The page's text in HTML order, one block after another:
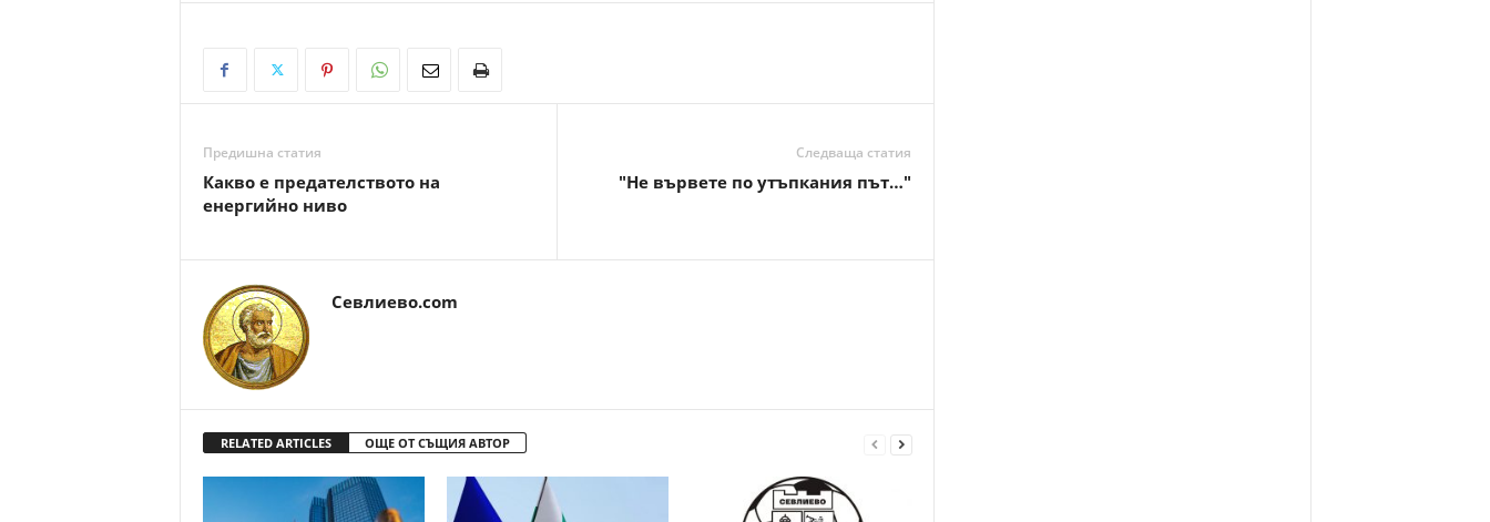
Предишна статия
Какво е предателството на
енергийно ниво
Следваща статия
"Не вървете по утъпкания път…"
Севлиево.com
RELATED ARTICLES ОЩЕ ОТ СЪЩИЯ АВТОР